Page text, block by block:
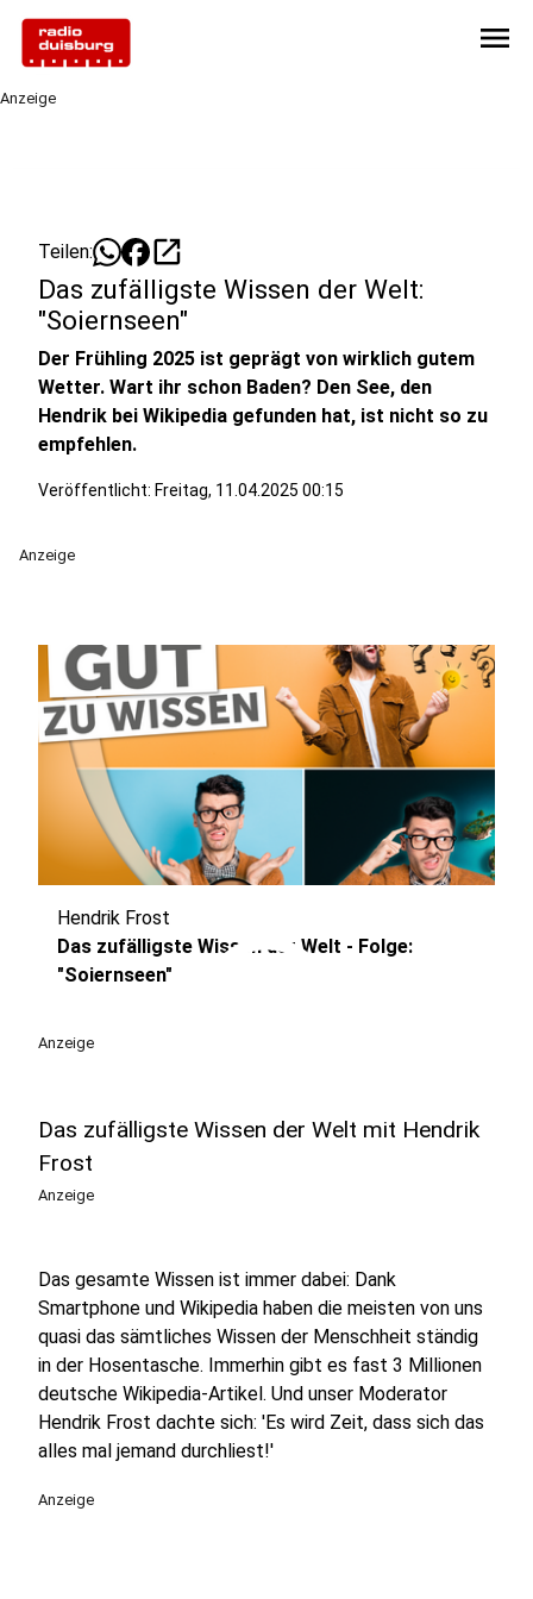
menu
Anzeige
Teilen: open_in_new
Das zufälligste Wissen der Welt:
"Soiernseen"
Der Frühling 2025 ist geprägt von wirklich gutem
Wetter. Wart ihr schon Baden? Den See, den
Hendrik bei Wikipedia gefunden hat, ist nicht so zu
empfehlen.
Veröffentlicht: Freitag, 11.04.2025 00:15
Anzeige
play_circle
Hendrik Frost
Das zufälligste Wissen der Welt - Folge:
"Soiernseen"
Anzeige
Das zufälligste Wissen der Welt mit Hendrik
Frost
Anzeige
Das gesamte Wissen ist immer dabei: Dank
Smartphone und Wikipedia haben die meisten von uns
quasi das sämtliches Wissen der Menschheit ständig
in der Hosentasche. Immerhin gibt es fast 3 Millionen
deutsche Wikipedia-Artikel. Und unser Moderator
Hendrik Frost dachte sich: 'Es wird Zeit, dass sich das
alles mal jemand durchliest!'
Anzeige